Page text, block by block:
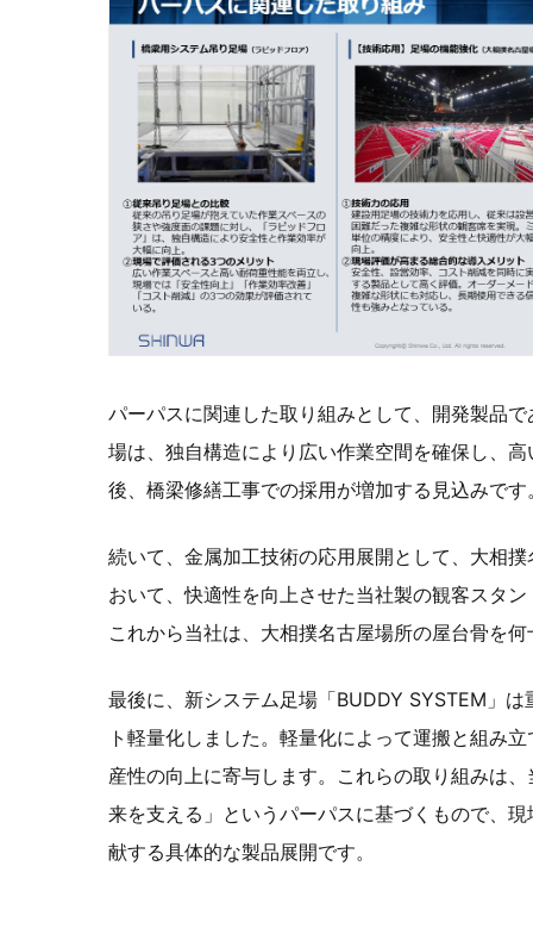
パーパスに関連した取り組みとして、開発製品
場は、独自構造により広い作業空間を確保し、
後、橋梁修繕工事での採用が増加する見込みです
続いて、金属加工技術の応用展開として、大相
おいて、快適性を向上させた当社製の観客スタ
これから当社は、大相撲名古屋場所の屋台骨を
最後に、新システム足場「BUDDY SYSTEM」
ト軽量化しました。軽量化によって運搬と組み
産性の向上に寄与します。これらの取り組みは
来を支える」というパーパスに基づくもので、
献する具体的な製品展開です。